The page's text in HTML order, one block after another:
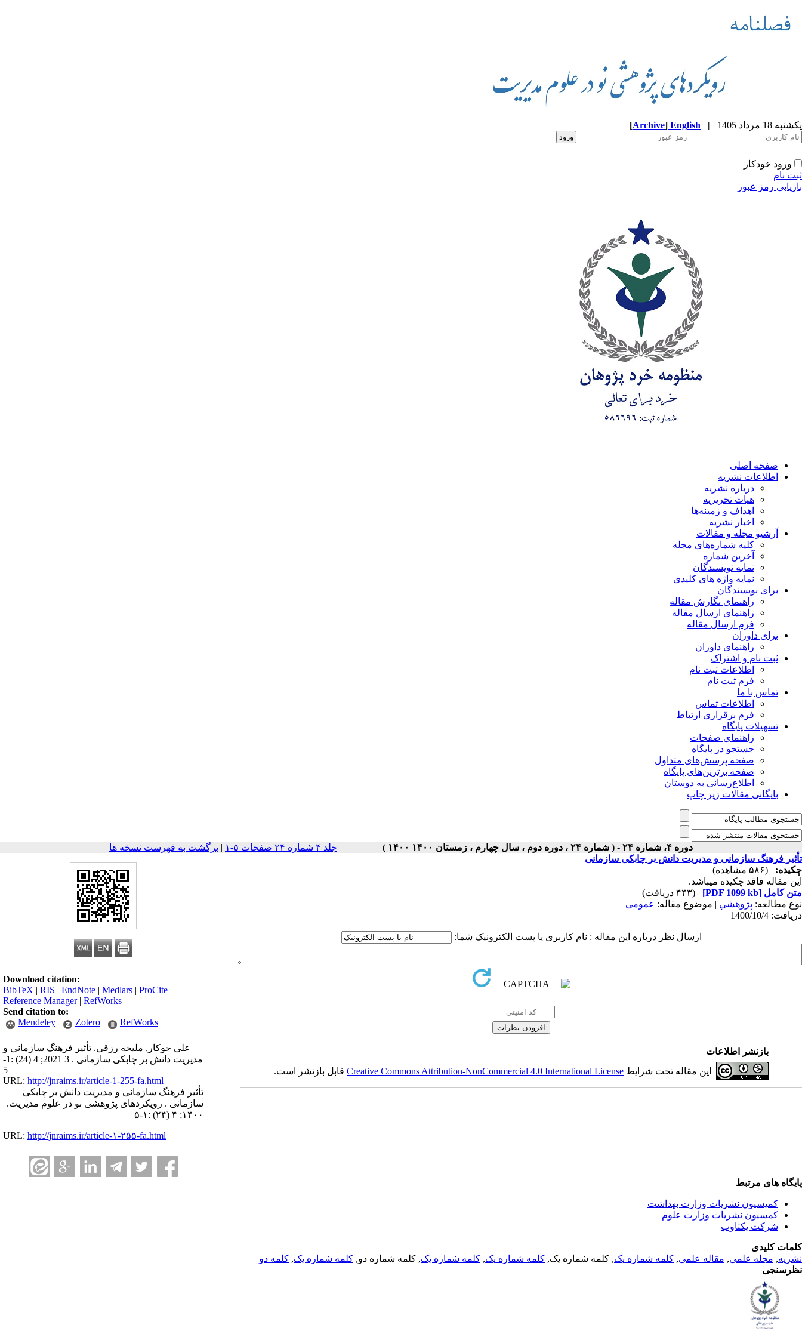
یکشنبه 18 مرداد 1405 |
English
[Archive]
ورود خودکار
ثبت نام
بازیابی رمز عبور
صفحه اصلی
اطلاعات نشریه
درباره نشریه
هیات تحریریه
اهداف و زمینه‌ها
اخبار نشریه
آرشیو مجله و مقالات
کلیه شماره‌های مجله
آخرین شماره
نمایه نویسندگان
نمایه واژه های کلیدی
برای نویسندگان
راهنمای نگارش مقاله
راهنمای ارسال مقاله
فرم ارسال مقاله
برای داوران
راهنمای داوران
ثبت نام و اشتراک
اطلاعات ثبت نام
فرم ثبت نام
تماس با ما
اطلاعات تماس
فرم برقراری ارتباط
تسهیلات پایگاه
راهنمای صفحات
جستجو در پایگاه
صفحه پرسش‌های متداول
صفحه برترین‌های پایگاه
اطلاع‌رسانی به دوستان
بایگانی مقالات زیر چاپ
دوره ۴، شماره ۲۴ - ( شماره ۲۴ ، دوره دوم ، سال چهارم ، زمستان ۱۴۰۰ ۱۴۰۰ ) جلد ۴ شماره ۲۴ صفحات ۵-۱ | برگشت به فهرست نسخه ها
Download citation:
BibTeX | RIS | EndNote | Medlars | ProCite |
Reference Manager| RefWorks
Send citation to:
Mendeley
Zotero RefWorks
علی جوکار, ملیحه رزقی. تأثیر فرهنگ‌ سازمانی و
مدیریت دانش بر چابکی سازمانی . 3 2021; 4 (24) :1-
5
URL: http://jnraims.ir/article-1-255-fa.html
تأثیر فرهنگ‌ سازمانی و مدیریت دانش بر چابکی
سازمانی . رویکردهای پژوهشی نو در علوم مدیریت.
۱۴۰۰; ۴ (۲۴) :۱-۵
URL: http://jnraims.ir/article-۱-۲۵۵-fa.html
تأثیر فرهنگ‌ سازمانی و مدیریت دانش بر چابکی سازمانی
چکیده:
(۵۸۶ مشاهده)
این مقاله فاقد چکیده می​باشد.
متن کامل [PDF 1099 kb]
(۴۴۳ دریافت)
نوع مطالعه: پژوهشي | موضوع مقاله: عمومى
دریافت: 1400/10/4
ارسال نظر درباره این مقاله : نام کاربری یا پست الکترونیک شما:
بازنشر اطلاعات
این مقاله تحت شرایط Creative Commons Attribution-NonCommercial 4.0 International Licenseقابل بازنشر است.
پایگاه های مرتبط
کمیسیون نشریات وزارت بهداشت
کمسیون نشریات وزارت علوم
شرکت یکتاوب
کلمات کلیدی
نشریه, مجله علمی, مقاله علمی, کلمه شماره یک, کلمه شماره یک, کلمه شماره یک, کلمه شماره یک, کلمه شماره دو, کلمه شماره یک, کلمه دو
نظرسنجی